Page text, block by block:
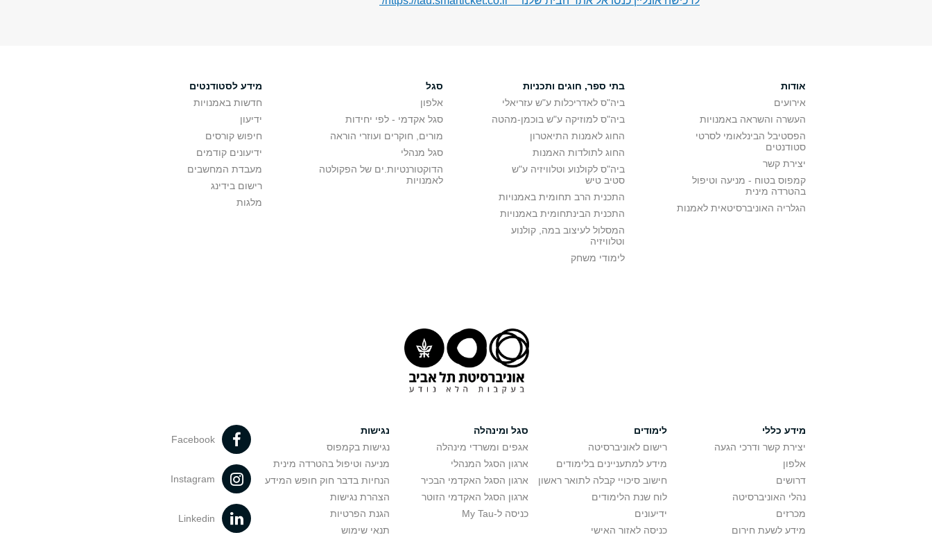
אודות
אירועים
העשרה והשראה באמנויות
הפסטיבל הבינלאומי לסרטי
סטודנטים
יצירת קשר
קמפוס בטוח - מניעה וטיפול
בהטרדה מינית
הגלריה האוניברסיטאית לאמנות
בתי ספר, חוגים ותכניות
ביה"ס לאדריכלות ע"ש עזריאלי
ביה"ס למוזיקה ע"ש בוכמן-מהטה
החוג לאמנות התיאטרון
החוג לתולדות האמנות
ביה"ס לקולנוע וטלוויזיה ע"ש
סטיב טיש
התכנית הרב תחומית באמנויות
התכנית הבינתחומית באמנויות
המסלול לעיצוב במה, קולנוע
וטלוויזיה
לימודי משחק
סגל
אלפון
סגל אקדמי - לפי יחידות
מורים, חוקרים ועוזרי הוראה
סגל מנהלי
הדוקטורנטיות.ים של הפקולטה
לאמנויות
מידע לסטודנטים
חדשות באמנויות
ידיעון
חיפוש קורסים
ידיעונים קודמים
מעבדת המחשבים
רישום בידינג
מלגות
מידע כללי
יצירת קשר ודרכי הגעה
אלפון
דרושים
נהלי האוניברסיטה
מכרזים
מידע לשעת חירום
לימודים
רישום לאוניברסיטה
מידע למתעניינים בלימודים
חישוב סיכויי קבלה לתואר ראשון
לוח שנת הלימודים
ידיעונים
כניסה לאזור האישי
סגל ומינהלה
אגפים ומשרדי מינהלה
ארגון הסגל המנהלי
ארגון הסגל האקדמי הבכיר
ארגון הסגל האקדמי הזוטר
כניסה ל-My Tau
נגישות
נגישות בקמפוס
מניעה וטיפול בהטרדה מינית
הנחיות בדבר חוק חופש המידע
הצהרת נגישות
הגנת הפרטיות
תנאי שימוש
Facebook
Instagram
Linkedin